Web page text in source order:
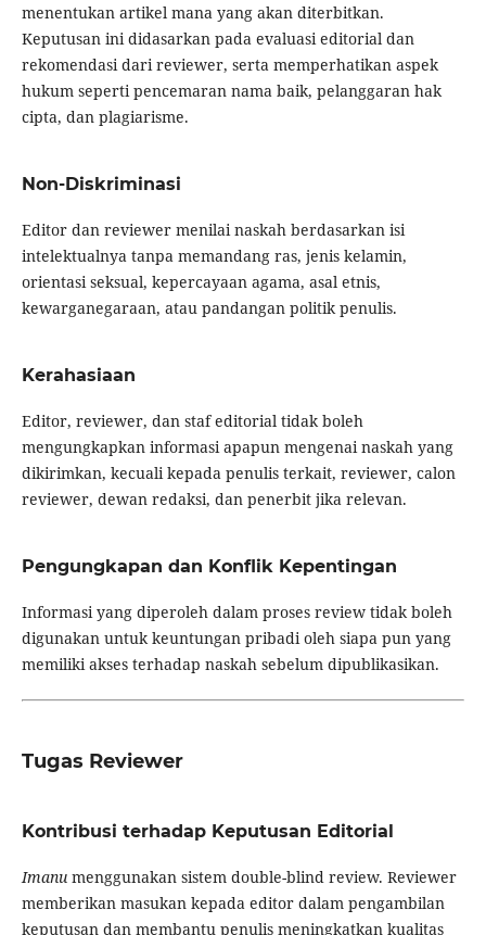
menentukan artikel mana yang akan diterbitkan.
Keputusan ini didasarkan pada evaluasi editorial dan
rekomendasi dari reviewer, serta memperhatikan aspek
hukum seperti pencemaran nama baik, pelanggaran hak
cipta, dan plagiarisme.
Non-Diskriminasi
Editor dan reviewer menilai naskah berdasarkan isi
intelektualnya tanpa memandang ras, jenis kelamin,
orientasi seksual, kepercayaan agama, asal etnis,
kewarganegaraan, atau pandangan politik penulis.
Kerahasiaan
Editor, reviewer, dan staf editorial tidak boleh
mengungkapkan informasi apapun mengenai naskah yang
dikirimkan, kecuali kepada penulis terkait, reviewer, calon
reviewer, dewan redaksi, dan penerbit jika relevan.
Pengungkapan dan Konflik Kepentingan
Informasi yang diperoleh dalam proses review tidak boleh
digunakan untuk keuntungan pribadi oleh siapa pun yang
memiliki akses terhadap naskah sebelum dipublikasikan.
Tugas Reviewer
Kontribusi terhadap Keputusan Editorial
Imanumenggunakan sistem double-blind review. Reviewer
memberikan masukan kepada editor dalam pengambilan
keputusan dan membantu penulis meningkatkan kualitas